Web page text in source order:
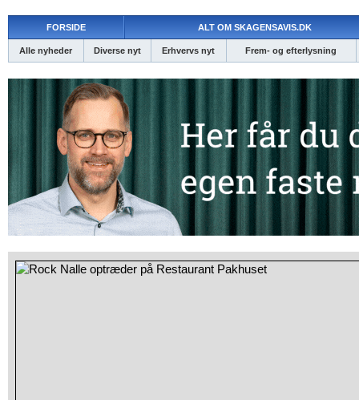
FORSIDE ALT OM SKAGENSAVIS.DK
Alle nyheder Diverse nyt Erhvervs nyt Frem- og efterlysning